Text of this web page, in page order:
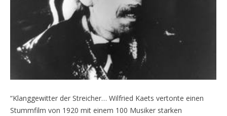
“Klanggewitter der Streicher… Wilfried Kaets vertonte einen
Stummfilm von 1920 mit einem 100 Musiker starken